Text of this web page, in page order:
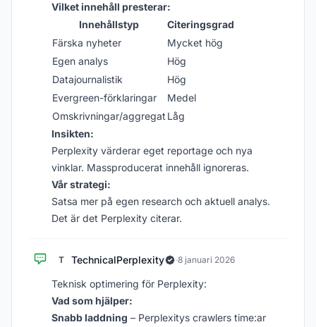
Vilket innehåll presterar:
Innehållstyp
Citeringsgrad
Färska nyheter
Mycket hög
Egen analys
Hög
Datajournalistik
Hög
Evergreen-förklaringar
Medel
Omskrivningar/aggregat Låg
Insikten:
Perplexity värderar eget reportage och nya
vinklar. Massproducerat innehåll ignoreras.
Vår strategi:
Satsa mer på egen research och aktuell analys.
Det är det Perplexity citerar.
T TechnicalPerplexity ·8 januari 2026
Teknisk optimering för Perplexity:
Vad som hjälper:
Snabb laddning – Perplexitys crawlers time:ar